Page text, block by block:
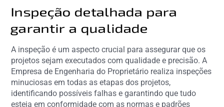
Inspeção detalhada para
garantir a qualidade
A inspeção é um aspecto crucial para assegurar que os
projetos sejam executados com qualidade e precisão. A
Empresa de Engenharia do Proprietário realiza inspeções
minuciosas em todas as etapas dos projetos,
identificando possíveis falhas e garantindo que tudo
esteja em conformidade com as normas e padrões